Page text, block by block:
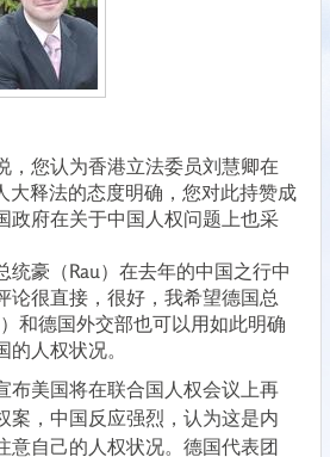
，您认为香港立法委员刘慧卿在
大释法的态度明确，您对此持赞成
政府在关于中国人权问题上也采
统豪（Rau）在去年的中国之行中
论很直接，很好，我希望德国总
和德国外交部也可以用如此明确
人权状况。
布美国将在联合国人权会议上再
案，中国反应强烈，认为这是内
意自己的人权状况。德国代表团